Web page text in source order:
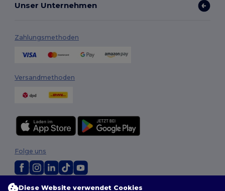
Unser Unternehmen
Zahlungsmethoden
Versandmethoden
2026. Alle Rechte vorbehalten
Folge uns
Diese Website verwendet Cookies